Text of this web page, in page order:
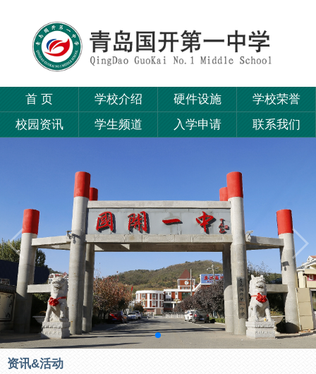
首 页 学校介绍 硬件设施
学校荣誉
校园资讯
学生频道 入学申请 联系我们
资讯&活动